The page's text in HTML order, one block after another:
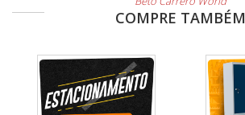
COMPRE TAMBÉM